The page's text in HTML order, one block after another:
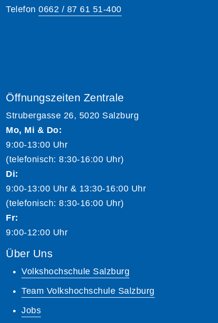
Telefon 0662 / 87 61 51-400
Öffnungszeiten Zentrale
Strubergasse 26, 5020 Salzburg
Mo, Mi & Do:
9:00-13:00 Uhr
(telefonisch: 8:30-16:00 Uhr)
Di:
9:00-13:00 Uhr & 13:30-16:00 Uhr
(telefonisch: 8:30-16:00 Uhr)
Fr:
9:00-12:00 Uhr
Über Uns
Volkshochschule Salzburg
Team Volkshochschule Salzburg
Jobs